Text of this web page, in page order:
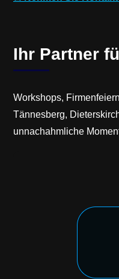
Ihr Partner
Workshops,
Tännesberg,
unnachahmliche